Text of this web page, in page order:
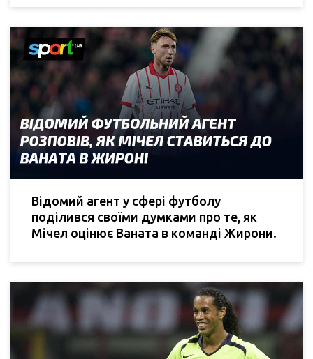
Відомий агент у сфері футболу
поділився своїми думками про те, як
Мічел оцінює Ваната в команді Жирони.